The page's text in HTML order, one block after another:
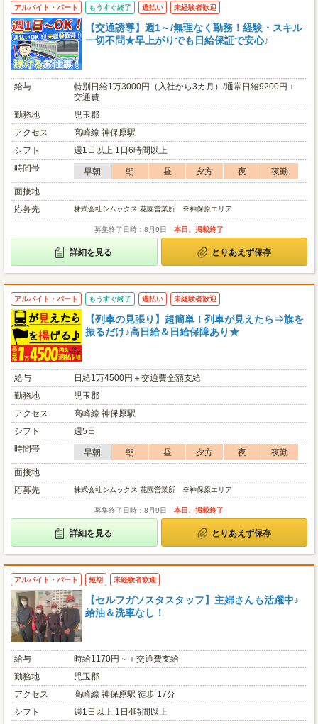
アルバイト・パート もうすぐ終了 週払い 未経験者歓迎
【交通誘導】週1～/無理なく勤務！経験・スキル
一切不問★早上がりでも日給保証で安心♪
給与
特別日給1万3000円（入社から3カ月）/通常日給9200円＋
交通費
勤務地
児玉郡
アクセス
高崎線 神保原駅
シフト
週1日以上 1日6時間以上
時間帯
早朝 朝 昼 夕方 夜
夜勤
面接地
応募先
株式会社シムックス 花園営業所 ※神保原エリア
募集終了日時：8月9日 本日、掲載終了
詳細を見る とりあえず保存
アルバイト・パート もうすぐ終了 週払い 未経験者歓迎
【列車の見張り】超簡単！列車が見えたら⇒旗を
振るだけ♪高日給＆日給保障あり★
給与
日給1万4500円＋交通費全額支給
勤務地
児玉郡
アクセス
高崎線 神保原駅
シフト
週5日
時間帯
早朝 朝 昼 夕方 夜
夜勤
面接地
応募先
株式会社シムックス 花園営業所 ※神保原エリア
募集終了日時：8月9日 本日、掲載終了
詳細を見る とりあえず保存
アルバイト・パート 短期 未経験者歓迎
【セルフガソスタスタッフ】主婦さんも活躍中♪
給油＆洗車なし！
給与
時給1170円～＋交通費支給
勤務地
児玉郡
アクセス
高崎線 神保原駅 徒歩 17分
シフト
週1日以上 1日4時間以上